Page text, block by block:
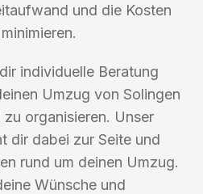
und die Kosten
individuelle Beratung
Umzug von Solingen
organisieren. Unser
dir dabei zur Seite und
rund um deinen Umzug.
Wünsche und